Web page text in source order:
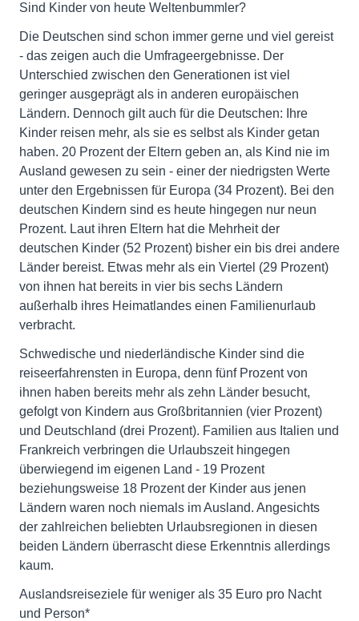
Sind Kinder von heute Weltenbummler?
Die Deutschen sind schon immer gerne und viel gereist
- das zeigen auch die Umfrageergebnisse. Der
Unterschied zwischen den Generationen ist viel
geringer ausgeprägt als in anderen europäischen
Ländern. Dennoch gilt auch für die Deutschen: Ihre
Kinder reisen mehr, als sie es selbst als Kinder getan
haben. 20 Prozent der Eltern geben an, als Kind nie im
Ausland gewesen zu sein - einer der niedrigsten Werte
unter den Ergebnissen für Europa (34 Prozent). Bei den
deutschen Kindern sind es heute hingegen nur neun
Prozent. Laut ihren Eltern hat die Mehrheit der
deutschen Kinder (52 Prozent) bisher ein bis drei andere
Länder bereist. Etwas mehr als ein Viertel (29 Prozent)
von ihnen hat bereits in vier bis sechs Ländern
außerhalb ihres Heimatlandes einen Familienurlaub
verbracht.
Schwedische und niederländische Kinder sind die
reiseerfahrensten in Europa, denn fünf Prozent von
ihnen haben bereits mehr als zehn Länder besucht,
gefolgt von Kindern aus Großbritannien (vier Prozent)
und Deutschland (drei Prozent). Familien aus Italien und
Frankreich verbringen die Urlaubszeit hingegen
überwiegend im eigenen Land - 19 Prozent
beziehungsweise 18 Prozent der Kinder aus jenen
Ländern waren noch niemals im Ausland. Angesichts
der zahlreichen beliebten Urlaubsregionen in diesen
beiden Ländern überrascht diese Erkenntnis allerdings
kaum.
Auslandsreiseziele für weniger als 35 Euro pro Nacht
und Person*